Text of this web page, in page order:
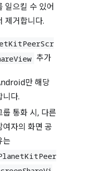
일으킬 수 있어
제거합니다.
추가
만 해당
니다.
룹 통화 시, 다른
여자의 화면 공
는